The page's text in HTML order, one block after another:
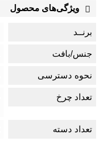
ویژگی‌های محصول
برنــد
جنس/بافت
نحوه دسترسی
تعداد چرخ
تعداد دسته